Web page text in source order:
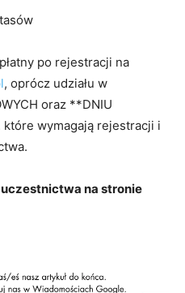
po rejestracji na
, oprócz udziału w
oraz **DNIU
które wymagają rejestracji i
na stronie